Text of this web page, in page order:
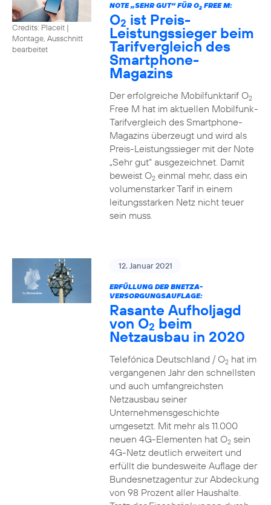
Credits: Placeit |
Montage, Ausschnitt
bearbeitet
NOTE „SEHR GUT“ FÜR O2FREE M:
O2 ist Preis-
Leistungssieger beim
Tarifvergleich des
Smartphone-
Magazins
Der erfolgreiche Mobilfunktarif O2
Free M hat im aktuellen Mobilfunk-
Tarifvergleich des Smartphone-
Magazins überzeugt und wird als
Preis-Leistungssieger mit der Note
„Sehr gut“ ausgezeichnet. Damit
beweist O2einmal mehr, dass ein
volumenstarker Tarif in einem
leitungsstarken Netz nicht teuer
sein muss.
12. Januar 2021
ERFÜLLUNG DER BNETZA-
VERSORGUNGSAUFLAGE:
Rasante Aufholjagd
von O2 beim
Netzausbau in 2020
Telefónica Deutschland / O2hat im
vergangenen Jahr den schnellsten
und auch umfangreichsten
Netzausbau seiner
Unternehmensgeschichte
umgesetzt. Mit mehr als 11.000
neuen 4G-Elementen hat O2sein
4G-Netz deutlich erweitert und
erfüllt die bundesweite Auflage der
Bundesnetzagentur zur Abdeckung
von 98 Prozent aller Haushalte.